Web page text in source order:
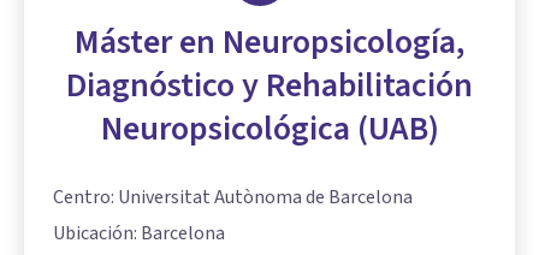
Máster en Neuropsicología,
Diagnóstico y Rehabilitación
Neuropsicológica (UAB)
Centro: Universitat Autònoma de Barcelona
Ubicación: Barcelona